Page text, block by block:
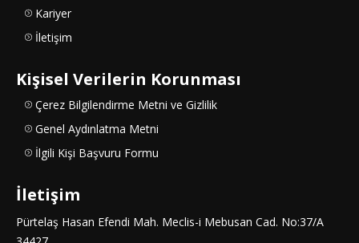
Kariyer
İletişim
Kişisel Verilerin Korunması
Çerez Bilgilendirme Metni ve Gizlilik
Genel Aydınlatma Metni
İlgili Kişi Başvuru Formu
İletişim
Pürtelaş Hasan Efendi Mah. Meclis-i Mebusan Cad. No:37/A